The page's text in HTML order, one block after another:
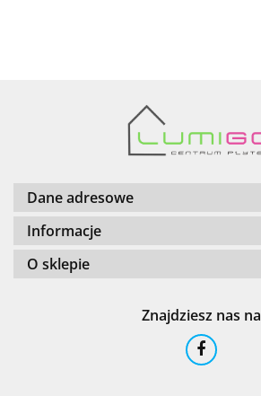
Barwolf
Dane adresowe
Informacje
O sklepie
Znajdziesz nas na